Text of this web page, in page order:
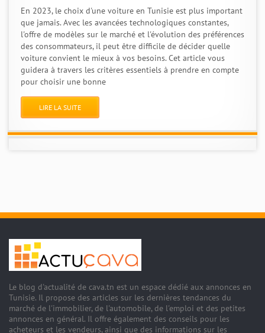
En 2023, le choix d'une voiture en Tunisie est plus important
que jamais. Avec les avancées technologiques constantes,
l'offre de modèles sur le marché et l'évolution des préférences
des consommateurs, il peut être difficile de décider quelle
voiture convient le mieux à vos besoins. Cet article vous
guidera à travers les critères essentiels à prendre en compte
pour choisir une bonne
LIRE LA SUITE
Le blog d'actualité de cava.tn est un espace dédié aux annonces en
Tunisie. Il propose des articles sur les dernières tendances du
marché de l'immobilier, de l'automobile, de l'emploi et des petites
annonces en général. Il offre également des conseils pour les
acheteurs et les vendeurs, ainsi que des informations sur les